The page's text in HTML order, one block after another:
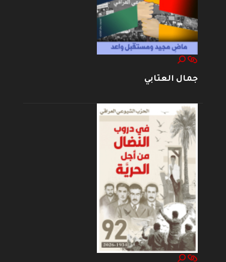
جمال العتابي